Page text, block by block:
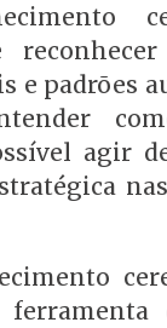
e padrões
agir